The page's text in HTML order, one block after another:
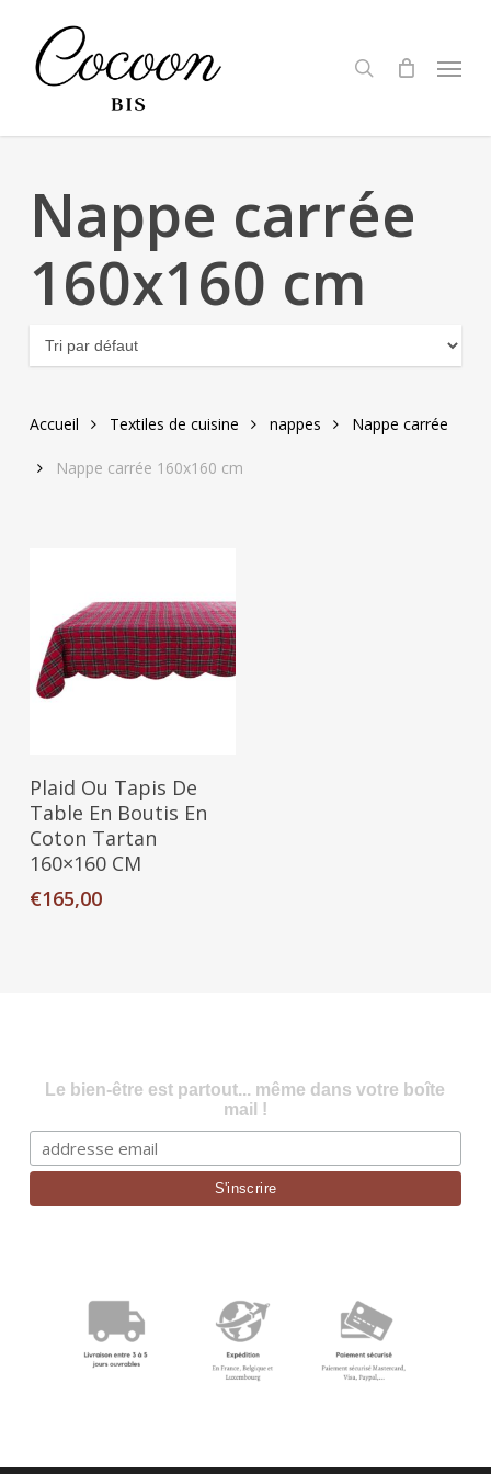
Menu
Nappe carrée
160x160 cm
Accueil Textiles de cuisine nappes Nappe carrée
Nappe carrée 160x160 cm
Ajouter Au Panier
Plaid Ou Tapis De
Table En Boutis En
Coton Tartan
160×160 CM
€165,00
Le bien-être est partout... même dans votre boîte
mail !